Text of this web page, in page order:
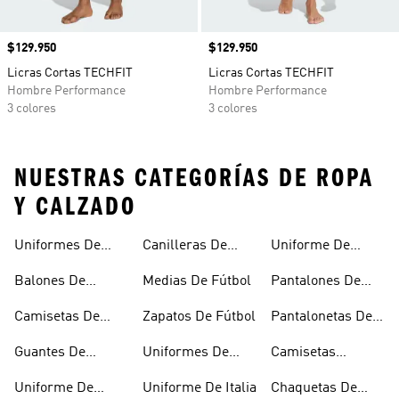
Precio
$129.950
Licras Cortas TECHFIT
Hombre Performance
3 colores
Precio
$129.950
Licras Cortas TECHFIT
Hombre Performance
3 colores
NUESTRAS CATEGORÍAS DE ROPA
Y CALZADO
Uniformes De
Balones De
Camisetas De
Guantes De
Uniforme De
Canilleras De
Medias De Fútbol
Zapatos De Fútbol
Uniformes De
Uniforme De Italia
Uniforme De
Pantalones De
Pantalonetas De
Camisetas
Chaquetas De